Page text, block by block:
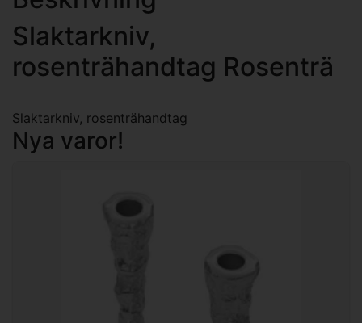
Slaktarkniv,
rosenträhandtag Rosenträ
Slaktarkniv, rosenträhandtag
Nya varor!